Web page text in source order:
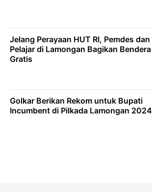
Jelang Perayaan HUT RI, Pemdes dan
Pelajar di Lamongan Bagikan Bendera
Gratis
Golkar Berikan Rekom untuk Bupati
Incumbent di Pilkada Lamongan 2024